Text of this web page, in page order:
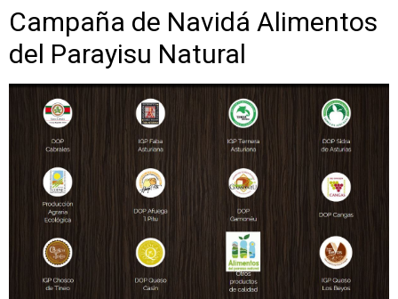
Campaña de Navidá Alimentos
del Parayisu Natural